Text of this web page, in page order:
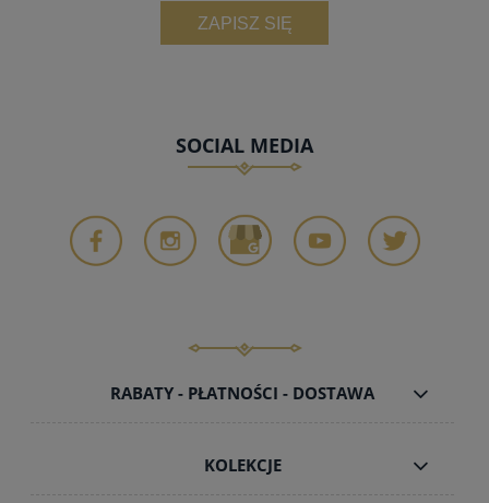
ZAPISZ SIĘ
SOCIAL MEDIA
RABATY - PŁATNOŚCI - DOSTAWA
KOLEKCJE